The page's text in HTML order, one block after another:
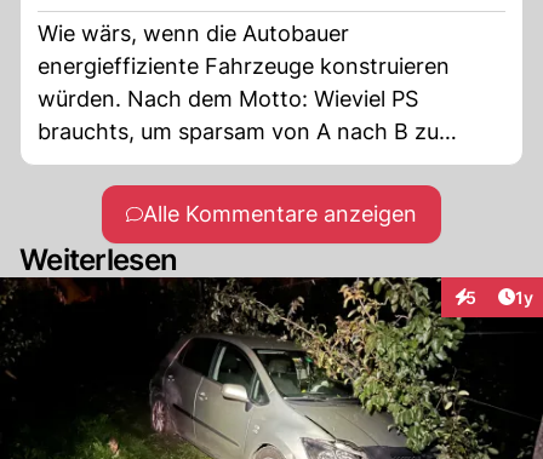
Wie wärs, wenn die Autobauer
energieffiziente Fahrzeuge konstruieren
würden. Nach dem Motto: Wieviel PS
brauchts, um sparsam von A nach B zu
kommen? wir haben innerorts 20- 50 kmh,
auf Überlandstrassen 80 und Autobahnen
120. Die Physik erklärt ob 150 PS
genug,zuviel oder zuwenig ist.
Alle Kommentare anzeigen
Weiterlesen
5 1y